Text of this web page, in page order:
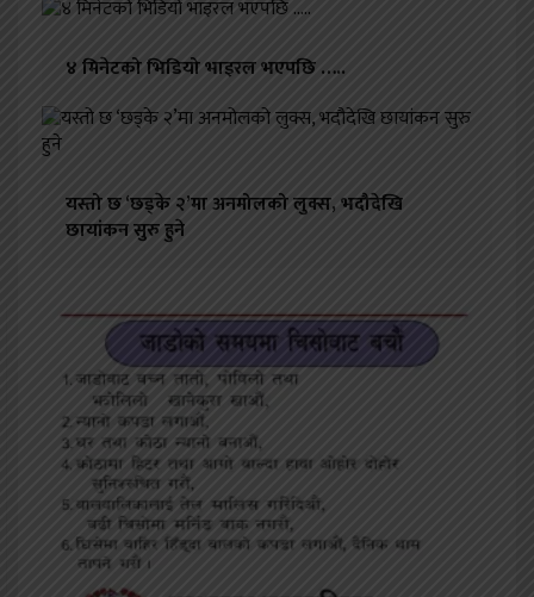
४ मिनेटको भिडियो भाइरल भएपछि …..
यस्तो छ ‘छड्के २’मा अनमोलको लुक्स, भदौदेखि
छायांकन सुरु हुने